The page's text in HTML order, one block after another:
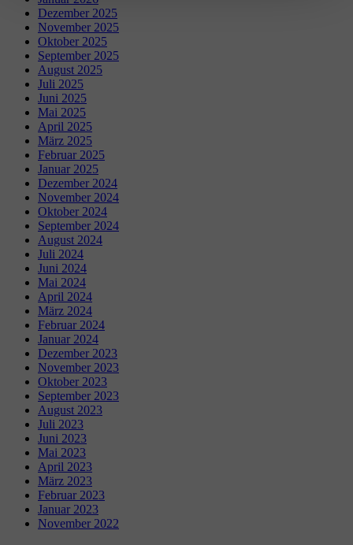
Dezember 2025
November 2025
Oktober 2025
September 2025
August 2025
Juli 2025
Juni 2025
Mai 2025
April 2025
März 2025
Februar 2025
Januar 2025
Dezember 2024
November 2024
Oktober 2024
September 2024
August 2024
Juli 2024
Juni 2024
Mai 2024
April 2024
März 2024
Februar 2024
Januar 2024
Dezember 2023
November 2023
Oktober 2023
September 2023
August 2023
Juli 2023
Juni 2023
Mai 2023
April 2023
März 2023
Februar 2023
Januar 2023
November 2022